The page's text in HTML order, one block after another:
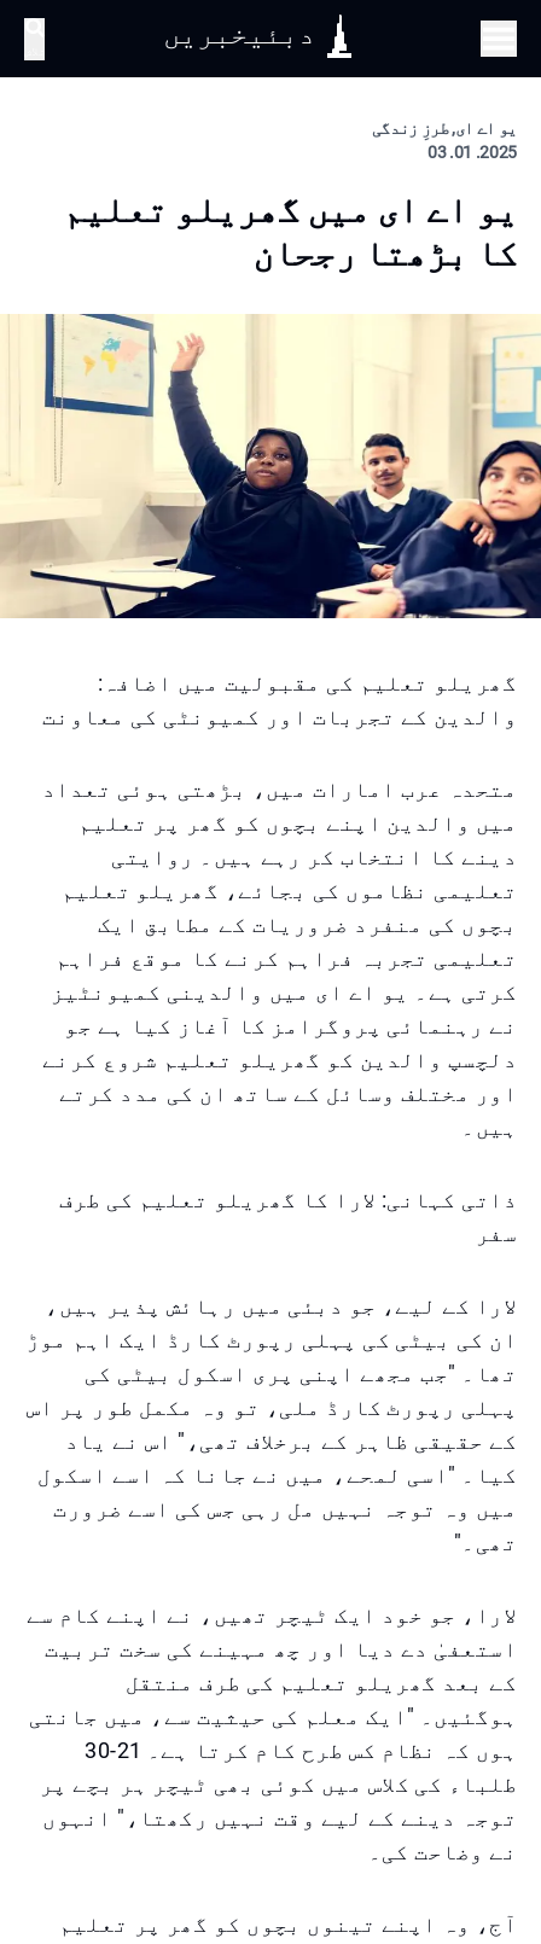
دبئیخبریں
یو اے ای, طرزِ زندگی
2025. 01. 03
یو اے ای میں گھریلو تعلیم
کا بڑھتا رجحان
گھریلو تعلیم کی مقبولیت میں اضافہ:
والدین کے تجربات اور کمیونٹی کی معاونت
متحدہ عرب امارات میں، بڑھتی ہوئی تعداد
میں والدین اپنے بچوں کو گھر پر تعلیم
دینے کا انتخاب کر رہے ہیں۔ روایتی
تعلیمی نظاموں کی بجائے، گھریلو تعلیم
بچوں کی منفرد ضروریات کے مطابق ایک
تعلیمی تجربہ فراہم کرنے کا موقع فراہم
کرتی ہے۔ یو اے ای میں والدینی کمیونٹیز
نے رہنمائی پروگرامز کا آغاز کیا ہے جو
دلچسپ والدین کو گھریلو تعلیم شروع کرنے
اور مختلف وسائل کے ساتھ ان کی مدد کرتے
ہیں۔
ذاتی کہانی: لارا کا گھریلو تعلیم کی طرف
سفر
لارا کے لیے، جو دبئی میں رہائش پذیر ہیں،
ان کی بیٹی کی پہلی رپورٹ کارڈ ایک اہم موڑ
تھا۔ "جب مجھے اپنی پری اسکول بیٹی کی
پہلی رپورٹ کارڈ ملی، تو وہ مکمل طور پر اس
کے حقیقی ظاہر کے برخلاف تھی،" اس نے یاد
کیا۔ "اسی لمحے، میں نے جانا کہ اسے اسکول
میں وہ توجہ نہیں مل رہی جس کی اسے ضرورت
تھی۔"
لارا، جو خود ایک ٹیچر تھیں، نے اپنے کام سے
استعفیٰ دے دیا اور چھ مہینے کی سخت تربیت
کے بعد گھریلو تعلیم کی طرف منتقل
ہوگئیں۔ "ایک معلم کی حیثیت سے، میں جانتی
ہوں کہ نظام کس طرح کام کرتا ہے۔ 21-30
طلباء کی کلاس میں کوئی بھی ٹیچر ہر بچے پر
توجہ دینے کے لیے وقت نہیں رکھتا،" انہوں
نے وضاحت کی۔
آج، وہ اپنے تینوں بچوں کو گھر پر تعلیم